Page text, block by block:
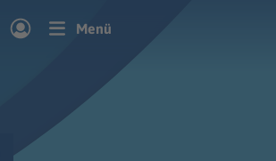
Menü